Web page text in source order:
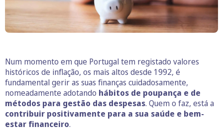
Num momento em que Portugal tem registado valores
históricos de inflação, os mais altos desde 1992, é
fundamental gerir as suas finanças cuidadosamente,
nomeadamente adotando hábitos de poupança e de
métodos para gestão das despesas. Quem o faz, está a
contribuir positivamente para a sua saúde e bem-
estar financeiro.